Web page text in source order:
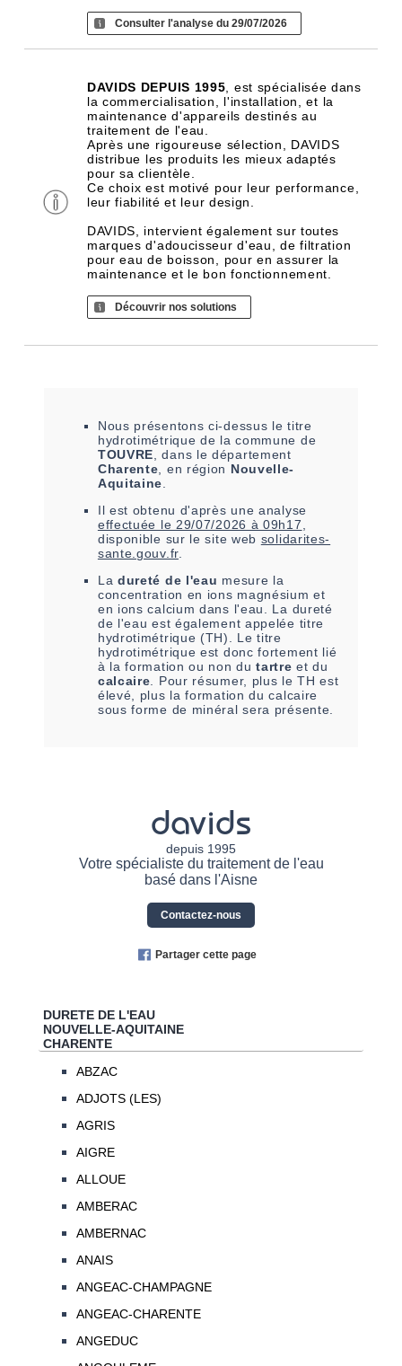
Consulter l'analyse du 29/07/2026
DAVIDS DEPUIS 1995 , est spécialisée dans
la commercialisation, l'installation, et la
maintenance d'appareils destinés au
traitement de l'eau.
Après une rigoureuse sélection, DAVIDS
distribue les produits les mieux adaptés
pour sa clientèle.
Ce choix est motivé pour leur performance,
leur fiabilité et leur design.
DAVIDS, intervient également sur toutes
marques d'adoucisseur d'eau, de filtration
pour eau de boisson, pour en assurer la
maintenance et le bon fonctionnement.
Découvrir nos solutions
Nous présentons ci-dessus le titre
hydrotimétrique de la commune de
TOUVRE , dans le département
Charente , en région Nouvelle-
Aquitaine
Il est obtenu d'après une analyse
effectuée le 29/07/2026 à 09h17
disponible sur le site web solidarites-
sante.gouv.fr.
La dureté de l'eau mesure la
concentration en ions magnésium et
en ions calcium dans l'eau. La dureté
de l'eau est également appelée titre
hydrotimétrique (TH). Le titre
hydrotimétrique est donc fortement lié
à la formation ou non dutartre et du
calcaire . Pour résumer, plus le TH est
élevé, plus la formation du calcaire
sous forme de minéral sera présente.
davids
depuis 1995
Votre spécialiste du traitement de l'eau
basé dans l'Aisne
Contactez-nous
Partager cette page
DURETE DE L'EAU
NOUVELLE-AQUITAINE
CHARENTE
ABZAC
ADJOTS (LES)
AGRIS
AIGRE
ALLOUE
AMBERAC
AMBERNAC
ANAIS
ANGEAC-CHAMPAGNE
ANGEAC-CHARENTE
ANGEDUC